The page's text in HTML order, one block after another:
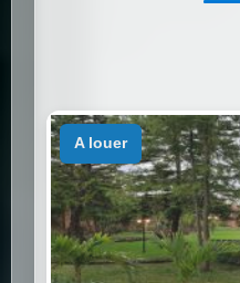
a louer